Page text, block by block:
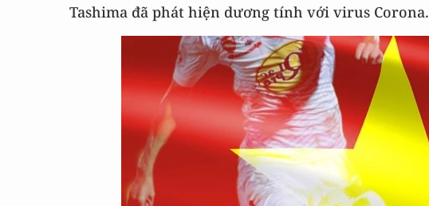
Tashima đã phát hiện dương tính với virus Corona.